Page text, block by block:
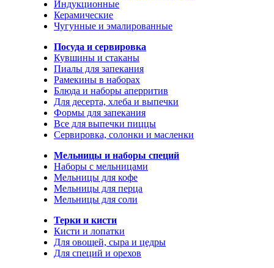
Индукционные
Керамические
Чугунные и эмалированные
Посуда и сервировка
Кувшины и стаканы
Пиалы для запекания
Рамекины в наборах
Блюда и наборы аперритив
Для десерта, хлеба и выпечки
Формы для запекания
Все для выпечки пиццы
Сервировка, солонки и масленки
Мельницы и наборы специй
Наборы с мельницами
Мельницы для кофе
Мельницы для перца
Мельницы для соли
Терки и кисти
Кисти и лопатки
Для овощей, сыра и цедры
Для специй и орехов